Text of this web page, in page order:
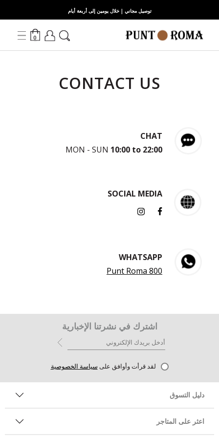
توصيل مجاني | خلال يومين إلى أربعة أيام
0
CONTACT US
CHAT
MON - SUN 10:00 to 22:00
SOCIAL MEDIA
WHATSAPP
800 Punt Roma
اشترك في نشرتنا الإخبارية
لقد قرأت وأوافق على سياسة الخصوصية
دليل التسوق
اعثر على المتاجر